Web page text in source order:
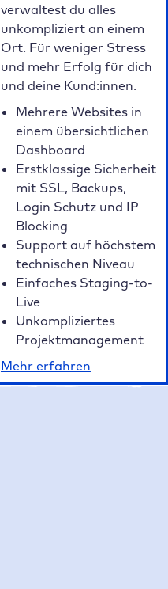
verwaltest du alles
unkompliziert an einem
Ort. Für weniger Stress
und mehr Erfolg für dich
und deine Kund:innen.
Mehrere Websites in
einem übersichtlichen
Dashboard
Erstklassige Sicherheit
mit SSL, Backups,
Login Schutz und IP
Blocking
Support auf höchstem
technischen Niveau
Einfaches Staging-to-
Live
Unkompliziertes
Projektmanagement
Mehr erfahren